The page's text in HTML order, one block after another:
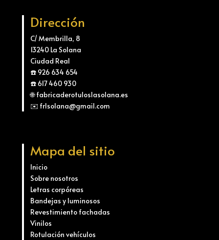
Dirección
C/ Membrilla, 8
13240 La Solana
Ciudad Real
☎️ 926 634 654
☎️ 617 460 930
🌐 fabricaderotuloslasolana.es
✉️ frlsolana@gmail.com
Mapa del sitio
Inicio
Sobre nosotros
Letras corpóreas
Bandejas y luminosos
Revestimiento fachadas
Vinilos
Rotulación vehículos